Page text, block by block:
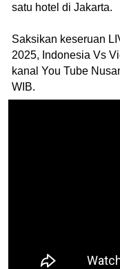
satu hotel di Jakarta.
Saksikan keseruan
2025, Indonesia Vs
kanal You Tube
WIB.